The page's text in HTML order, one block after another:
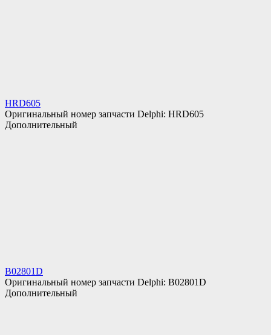
HRD605
Оригинальный номер запчасти Delphi: HRD605
Дополнительный
B02801D
Оригинальный номер запчасти Delphi: B02801D
Дополнительный